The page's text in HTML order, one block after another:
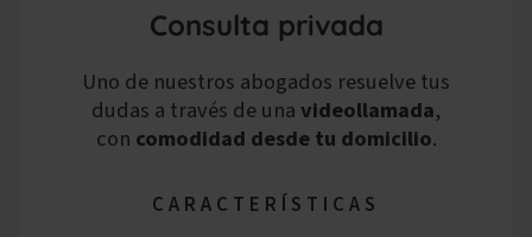
Consulta privada
Uno de nuestros abogados resuelve tus
dudas a través de unavideollamada,
con comodidad desde tu domicilio.
CARACTERÍSTICAS